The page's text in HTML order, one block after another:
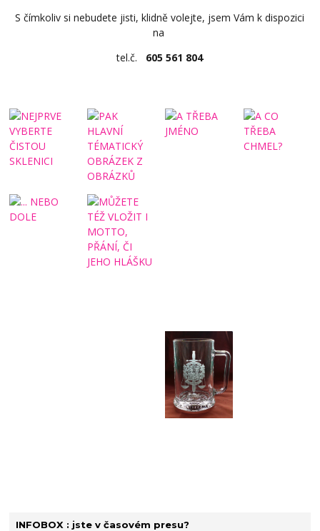
INFOBOX : jste v časovém presu?
S čímkoliv si nebudete jisti, klidně volejte, jsem Vám k dispozici
na
tel.č.
605 561 804